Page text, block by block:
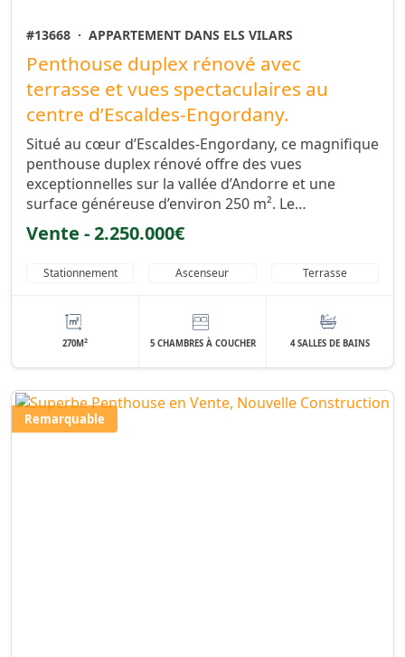
#13668 · APPARTEMENT DANS ELS VILARS
Penthouse duplex rénové avec
terrasse et vues spectaculaires au
centre d’Escaldes-Engordany.
Situé au cœur d’Escaldes-Engordany, ce magnifique
penthouse duplex rénové offre des vues
exceptionnelles sur la vallée d’Andorre et une
surface généreuse d’environ 250 m². Le…
Vente - 2.250.000€
Stationnement Ascenseur Terrasse
270M2 5 CHAMBRES À COUCHER 4 SALLES DE BAINS
Remarquable